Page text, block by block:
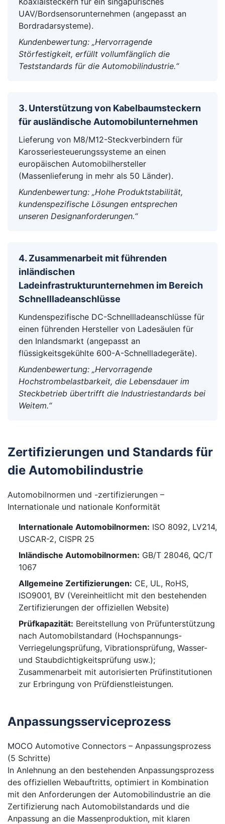
UAV/Bordsensorunternehmen (angepasst an
Bordradarsysteme).
Kundenbewertung: „Hervorragende
Störfestigkeit, erfüllt vollumfänglich die
Teststandards für die Automobilindustrie.“
3. Unterstützung von Kabelbaumsteckern
für ausländische Automobilunternehmen
Lieferung von M8/M12-Steckverbindern für
Karosseriesteuerungssysteme an einen
europäischen Automobilhersteller
(Massenlieferung in mehr als 50 Länder).
Kundenbewertung: „Hohe Produktstabilität,
kundenspezifische Lösungen entsprechen
unseren Designanforderungen.“
4. Zusammenarbeit mit führenden
inländischen
Ladeinfrastrukturunternehmen im Bereich
Schnellladeanschlüsse
Kundenspezifische DC-Schnellladeanschlüsse für
einen führenden Hersteller von Ladesäulen für
den Inlandsmarkt (angepasst an
flüssigkeitsgekühlte 600-A-Schnellladegeräte).
Kundenbewertung: „Hervorragende
Hochstrombelastbarkeit, die Lebensdauer im
Steckbetrieb übertrifft die Industriestandards bei
Weitem.“
Zertifizierungen und Standards für
die Automobilindustrie
Automobilnormen und -zertifizierungen –
Internationale und nationale Konformität
Internationale Automobilnormen: ISO 8092, LV214,
USCAR-2, CISPR 25
Inländische Automobilnormen: GB/T 28046, QC/T
1067
Allgemeine Zertifizierungen: CE, UL, RoHS,
ISO9001, BV (Vereinheitlicht mit den bestehenden
Zertifizierungen der offiziellen Website)
Prüfkapazität: Bereitstellung von Prüfunterstützung
nach Automobilstandard (Hochspannungs-
Verriegelungsprüfung, Vibrationsprüfung, Wasser-
und Staubdichtigkeitsprüfung usw.);
Zusammenarbeit mit autorisierten Prüfinstitutionen
zur Erbringung von Prüfdienstleistungen.
Anpassungsserviceprozess
MOCO Automotive Connectors – Anpassungsprozess
(5 Schritte)
In Anlehnung an den bestehenden Anpassungsprozess
des offiziellen Webauftritts, optimiert in Kombination
mit den Anforderungen der Automobilindustrie an die
Zertifizierung nach Automobilstandards und die
Anpassung an die Massenproduktion, mit klaren